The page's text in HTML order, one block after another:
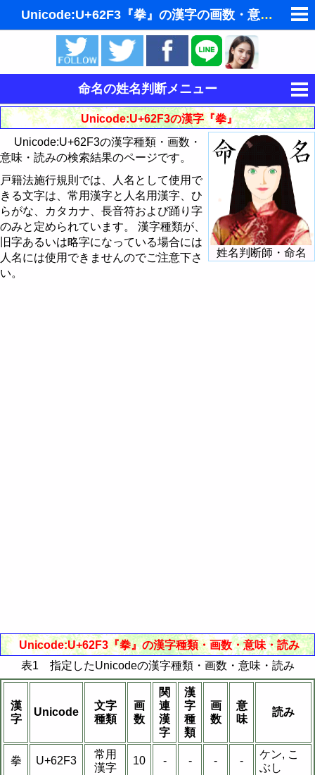
Unicode:U+62F3『拳』の漢字の画数・意味・読み
ゆめの夢占い
人気の夢占い
東洋・西洋占星術
ホラリー占星術
手相占いで未来診断
タロットカードで無料占い
飛星派風水で住宅開運
男と女の心理学と心理テスト
命名の姓名判断メニュー
運命を決める姓名
姓名判断
姓名判断で相性占い
読みから漢字を探す
意味から漢字を探す
画数から漢字・文字を探す
Unicode:U+62F3の漢字『拳』
姓名判断師・命名
Unicode:U+62F3の漢字種類・画数・
意味・読みの検索結果のページです。
戸籍法施行規則では、人名として使用で
きる文字は、常用漢字と人名用漢字、ひ
らがな、カタカナ、長音符および踊り字
のみと定められています。 漢字種類が、
旧字あるいは略字になっている場合には
人名には使用できませんのでご注意下さ
い。
Unicode:U+62F3『拳』の漢字種類・画数・意味・読み
表1 指定したUnicodeの漢字種類・画数・意味・読み
漢
字
Unicode
文字
種類
画
数
関
連
漢
字
漢
字
種
類
画
数
意
味
読み
拳 U+62F3
常用
漢字
10 - - - -
ケン, こ
ぶし